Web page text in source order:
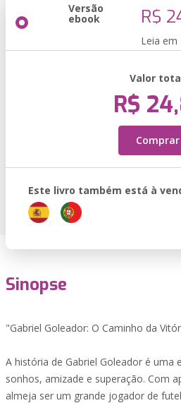
Versão
ebook R$
Leia em
Valor
R$
Comprar
Este livro também está à
Sinopse
"Gabriel Goleador: O Caminho da
A história de Gabriel Goleador é uma
sonhos, amizade e superação. Com
almeja ser um grande jogador de